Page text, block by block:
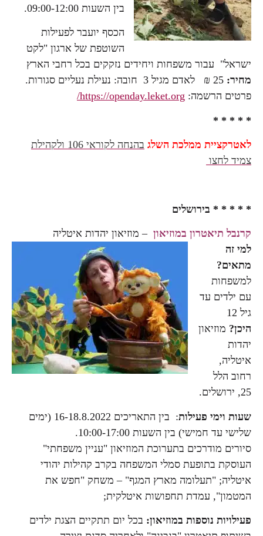
בין השעות 09:00-12:00.
הכסף יועבר לפעילות
השוטפת של ארגון "לקט
ישראל" עבור משפחות ויחידים נזקקים בכל רחבי הארץ
מחיר:
פרטים הרשמה: https://openday.leket.org/
* * * * *
לאטרקציית ממלכת השלג
בהנחה לקוראי 106 ולקהילת
צמיד לחצו
* * * * * בירושלים
קרנבל תיאטרון במוזיאון – מוזיאון יהדות איטליה
למי זה
מתאים?
למשפחות
עם ילדים עד
גיל 12
היכן? מוזיאון
יהדות
איטליה,
רחוב הלל
25, ירושלים.
שעות וימי פעילות
: בין התאריכים 16-18.8.2022 (ימים
שלישי עד חמישי) בין השעות 10:00-17:00.
סיורים מודרכים בתערוכת המוזיאון "עניין משפחתי"
העוסקת בתופעת סמלי המשפחה בקרב קהילות יהודי
איטליה; "תעלומה מארץ המגף" – משחק "חפש את
המטמון", עמדת תחפושות איטלקית;
פעילויות נוספות במוזיאון: בכל יום תתקיים הצגת ילדים